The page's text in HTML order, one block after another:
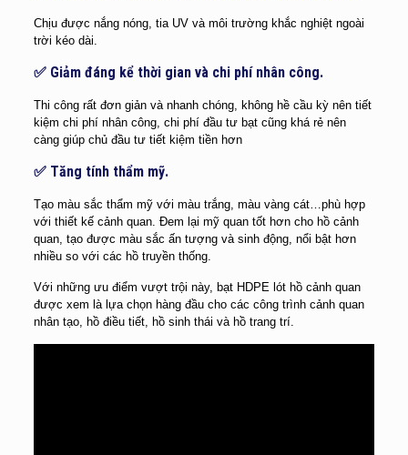
Chịu được nắng nóng, tia UV và môi trường khắc nghiệt ngoài
trời kéo dài.
✅ Giảm đáng kể thời gian và chi phí nhân công.
Thi công rất đơn giản và nhanh chóng, không hề cầu kỳ nên tiết
kiệm chi phí nhân công, chi phí đầu tư bạt cũng khá rẻ nên
càng giúp chủ đầu tư tiết kiệm tiền hơn
✅ Tăng tính thẩm mỹ.
Tạo màu sắc thẩm mỹ với màu trắng, màu vàng cát…phù hợp
với thiết kế cảnh quan. Đem lại mỹ quan tốt hơn cho hồ cảnh
quan, tạo được màu sắc ấn tượng và sinh động, nổi bật hơn
nhiều so với các hồ truyền thống.
Với những ưu điểm vượt trội này, bạt HDPE lót hồ cảnh quan
được xem là lựa chọn hàng đầu cho các công trình cảnh quan
nhân tạo, hồ điều tiết, hồ sinh thái và hồ trang trí.